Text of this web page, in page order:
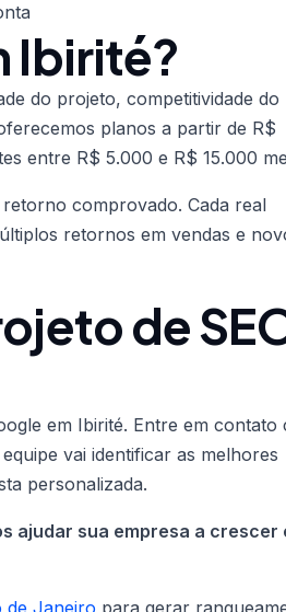
Ibirité?
do projeto, competitividade do
planos a partir de R$
entre R$ 5.000 e R$ 15.000
comprovado. Cada real
retornos em vendas e
de
em Ibirité. Entre em contato
vai identificar as melhores
personalizada.
ajudar sua empresa a crescer
de Janeiro para gerar